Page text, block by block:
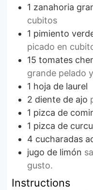
1 zanahoria
cubitos
1 pimiento
picado en
15tomates
grande pelado
1 hoja de laurel
2 diente de ajo
1 pizca de
1 pizca de
4 cucharadas
jugo de limón
gusto.
Instructions